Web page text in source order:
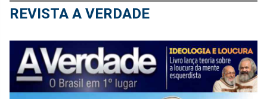
REVISTA A VERDADE